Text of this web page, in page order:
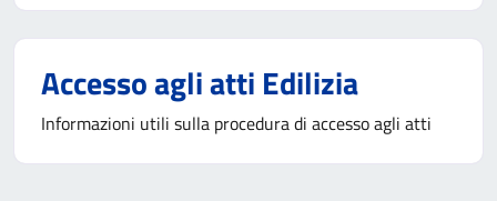
Accesso agli atti Edilizia
Informazioni utili sulla procedura di accesso agli atti